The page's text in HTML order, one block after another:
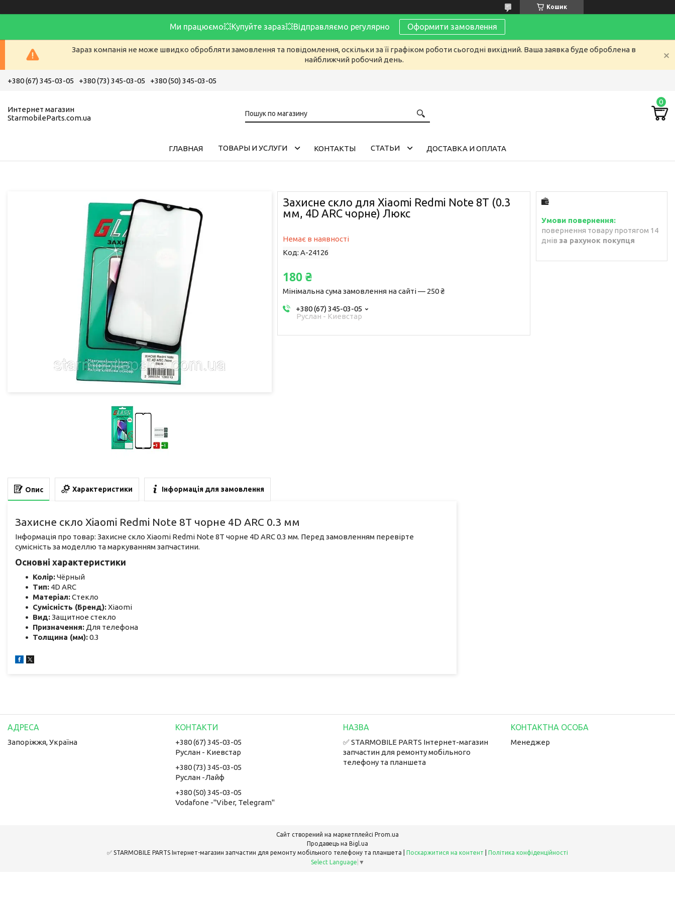
Кошик
Ми працюємо💥Купуйте зараз💥Відправляємо регулярно Оформити замовлення
Зараз компанія не може швидко обробляти замовлення та повідомлення, оскільки за її графіком роботи сьогодні вихідний. Ваша заявка буде оброблена в
найближчий робочий день.
+380 (67) 345-03-05 +380 (73) 345-03-05 +380 (50) 345-03-05
Интернет магазин
StarmobileParts.com.ua
ГЛАВНАЯ ТОВАРЫ И УСЛУГИ КОНТАКТЫ CТАТЬИ ДОСТАВКА И ОПЛАТА
Захисне скло для Xiaomi Redmi Note 8T (0.3
мм, 4D ARC чорне) Люкс
Немає в наявності
Код: A-24126
180 ₴
Мінімальна сума замовлення на сайті — 250 ₴
+380 (67) 345-03-05
Руслан - Киевстар
повернення товару протягом 14
днів за рахунок покупця
Опис Характеристики Інформація для замовлення
Захисне скло Xiaomi Redmi Note 8T чорне 4D ARC 0.3 мм
Інформація про товар: Захисне скло Xiaomi Redmi Note 8T чорне 4D ARC 0.3 мм. Перед замовленням перевірте
сумісність за моделлю та маркуванням запчастини.
Основні характеристики
Колір:Чёрный
Тип: 4D ARC
Матеріал:Стекло
Сумісність (Бренд):Xiaomi
Вид:Защитное стекло
Призначення: Для телефона
Толщина (мм):0.3
Запоріжжя, Україна
+380 (67) 345-03-05
Руслан - Киевстар
+380 (73) 345-03-05
Руслан -Лайф
+380 (50) 345-03-05
Vodafone -"Viber, Telegram"
✅ STARMOBILE PARTS Інтернет-магазин
запчастин для ремонту мобільного
телефону та планшета
Менеджер
Сайт створений на маркетплейсі Prom.ua
Продавець на Bigl.ua
Поскаржитися на контент
Політика конфіденційності
Select Language ▼